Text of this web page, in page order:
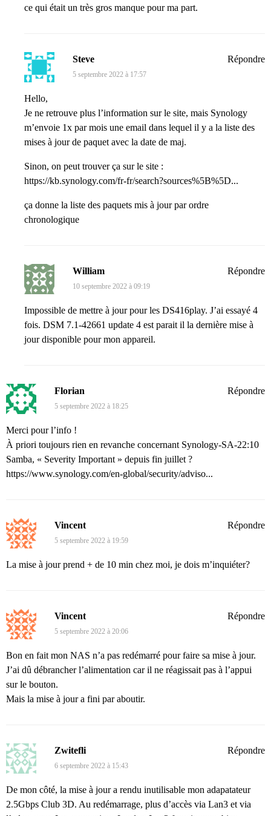
ce qui était un très gros manque pour ma part.
Steve
5 septembre 2022 à 17:57
Hello,
Je ne retrouve plus l’information sur le site, mais Synology
m’envoie 1x par mois une email dans lequel il y a la liste des
mises à jour de paquet avec la date de maj.
Sinon, on peut trouver ça sur le site :
https://kb.synology.com/fr-fr/search?sources%5B%5D...
ça donne la liste des paquets mis à jour par ordre
chronologique
Répondre
William
10 septembre 2022 à 09:19
Impossible de mettre à jour pour les DS416play. J’ai essayé 4
fois. DSM 7.1-42661 update 4 est parait il la dernière mise à
jour disponible pour mon appareil.
Répondre
Florian
5 septembre 2022 à 18:25
Merci pour l’info !
À priori toujours rien en revanche concernant Synology-SA-22:10
Samba, « Severity Important » depuis fin juillet ?
https://www.synology.com/en-global/security/adviso...
Répondre
Vincent
5 septembre 2022 à 19:59
La mise à jour prend + de 10 min chez moi, je dois m’inquiéter?
Répondre
Vincent
5 septembre 2022 à 20:06
Bon en fait mon NAS n’a pas redémarré pour faire sa mise à jour.
J’ai dû débrancher l’alimentation car il ne réagissait pas à l’appui
sur le bouton.
Mais la mise à jour a fini par aboutir.
Répondre
Zwitefli
6 septembre 2022 à 15:43
De mon côté, la mise à jour a rendu inutilisable mon adapatateur
2.5Gbps Club 3D. Au redémarrage, plus d’accès via Lan3 et via
Répondre